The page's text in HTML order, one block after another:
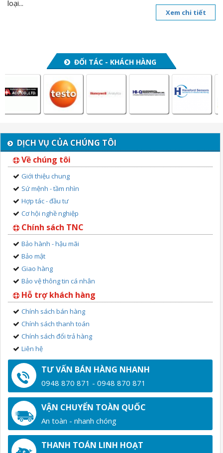
loại...
Xem chi tiết
ĐỐI TÁC - KHÁCH HÀNG
DỊCH VỤ CỦA CHÚNG TÔI
Về chúng tôi
Giới thiệu chung
Sứ mệnh - tầm nhìn
Hợp tác - đầu tư
Cơ hội nghề nghiệp
Chính sách TNC
Bảo hành - hậu mãi
Bảo mật
Giao hàng
Bảo vệ thông tin cá nhân
Hỗ trợ khách hàng
Chính sách bán hàng
Chính sách thanh toán
Chính sách đổi trả hàng
Liên hệ
TƯ VẤN BÁN HÀNG NHANH
0948 870 871 - 0948 870 871
VẬN CHUYỂN TOÀN QUỐC
An toàn - nhanh chóng
THANH TOÁN LINH HOẠT